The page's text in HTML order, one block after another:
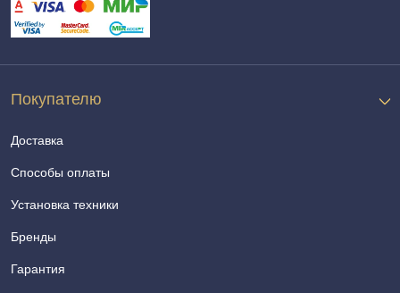
Покупателю
Доставка
Способы оплаты
Установка техники
Бренды
Гарантия